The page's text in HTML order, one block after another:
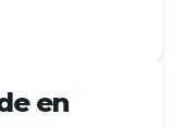
en